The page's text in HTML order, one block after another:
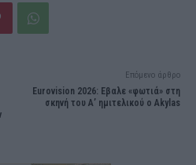
Επόμενο άρθρο
Eurovision 2026: Eβαλε «φωτιά» στη
σκηνή του Α’ ημιτελικού o Akylas